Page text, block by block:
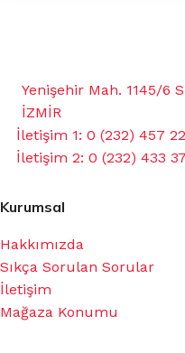
Yenişehir Mah. 1145/6
İZMİR
İletişim 1: 0 (232) 457
İletişim 2: 0 (232) 433
Kurumsal
Hakkımızda
Sıkça Sorulan Sorular
İletişim
Mağaza Konumu